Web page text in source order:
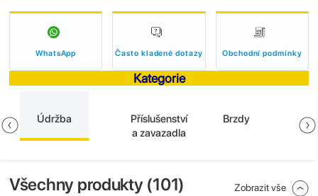
WhatsApp Často kladené dotazy Obchodní podmínky
Kategorie
Údržba
Příslušenství
a zavazadla
Brzdy
Všechny produkty (101) Zobrazit vše